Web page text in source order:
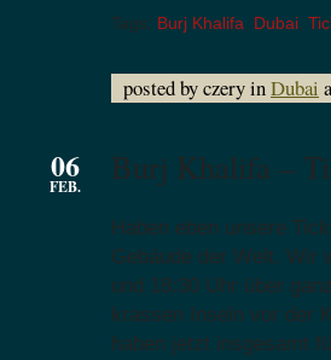
Tags: Burj Khalifa Dubai
posted by czery inDubai
06
FEB. Burj Khalifa –
Haben eben unsere
Gebäude der Welt. Wir
und 18:30 Uhr über
krassen Inseln vor der
haben jetzt insgesamt